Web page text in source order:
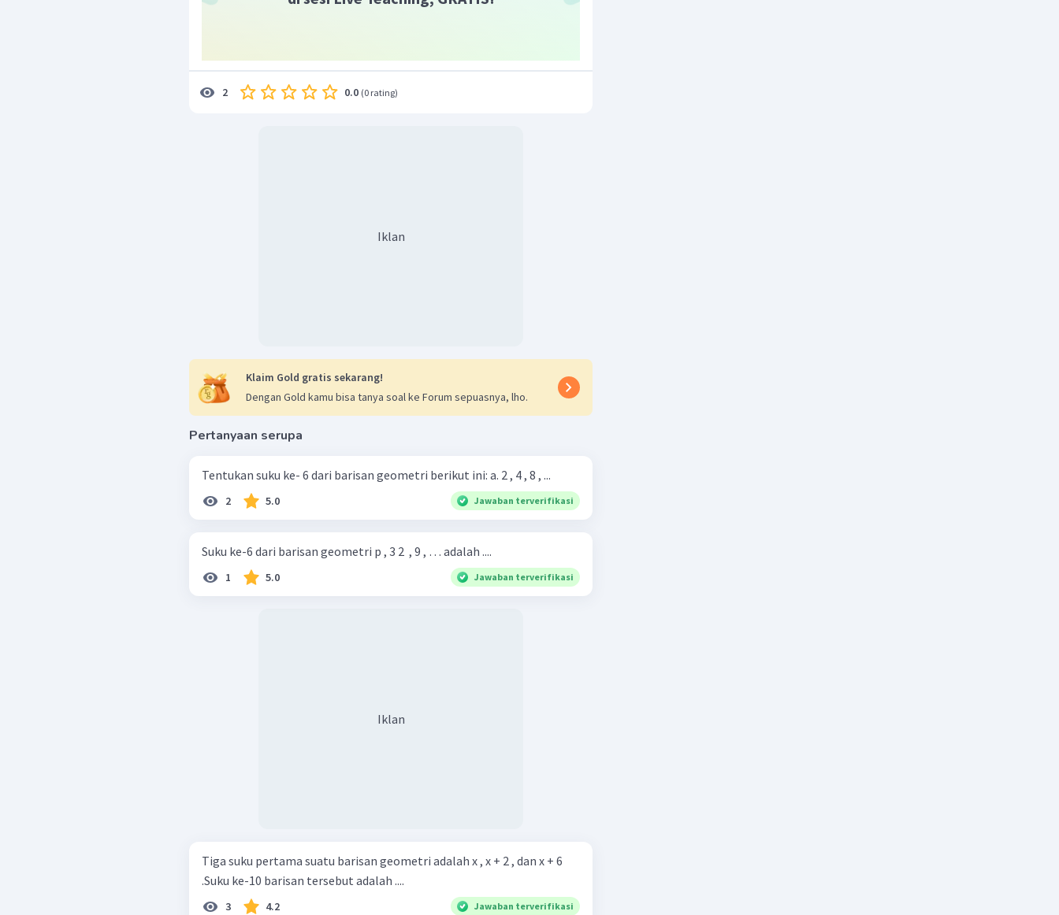
2 0.0 (0 rating)
Iklan
Klaim Gold gratis sekarang!
Dengan Gold kamu bisa tanya soal ke Forum sepuasnya, lho.
Pertanyaan serupa
Tentukan suku ke- 6 dari barisan geometri berikut ini: a. 2 , 4 , 8 , ...
2 5.0 Jawaban terverifikasi
Suku ke-6 dari barisan geometri p , 3 2 ​ , 9 , … adalah ....
1 5.0 Jawaban terverifikasi
Iklan
Tiga suku pertama suatu barisan geometri adalah x , x + 2 , dan x + 6
.Suku ke-10 barisan tersebut adalah ....
3 4.2 Jawaban terverifikasi